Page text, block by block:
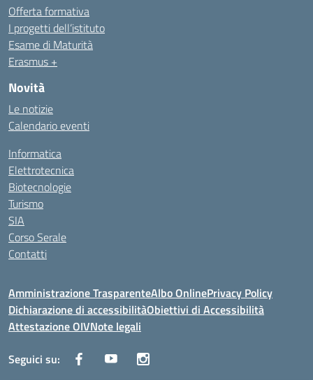
Offerta formativa
I progetti dell’istituto
Esame di Maturità
Erasmus +
Novità
Le notizie
Calendario eventi
Informatica
Elettrotecnica
Biotecnologie
Turismo
SIA
Corso Serale
Contatti
Amministrazione TrasparenteAlbo OnlinePrivacy Policy
Dichiarazione di accessibilitàObiettivi di Accessibilità
Attestazione OIVNote legali
Seguici su: